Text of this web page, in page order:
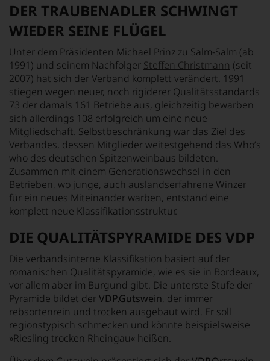
DER TRAUBENADLER SCHWINGT
WIEDER SEINE FLÜGEL
Unter dem Präsidenten Michael Prinz zu Salm-Salm (ab
1991) und seinem Nachfolger Steffen Christmann (seit
2007) hat sich der Verband komplett verändert. 1991
stiegen wegen neuer, noch rigiderer Qualitätsstandards
73 der damals 161 Betriebe aus, gleichzeitig bewarben
sich allerdings 108 erfolgreich um eine neue
Mitgliedschaft. Selbstbeschränkung war das Ziel des
Verbandes, dessen Mitglieder weitestgehend das Who’s
who des deutschen Spitzenweinbaus bildeten.
Zusammen mit einem Generationswechsel in den
Betrieben, wo junge, auch auslandserfahrene Winzer
für ein neues Miteinander warben, entstand eine
komplett neue Klassifikationsstruktur.
DIE QUALITÄTSPYRAMIDE DES VDP
Die verbandsinterne Klassifikation basiert auf der
romanischen Qualitätspyramide, wie es sie in Bordeaux,
vor allem aber im Burgund gibt. Die unterste Stufe der
Pyramide bildet derVDP.Gutswein, der immer
rebsortenrein und trocken ausgebaut wird. Er soll
regionstypisch schmecken und könnte beispielsweise
»Riesling trocken Rheingau« heißen.